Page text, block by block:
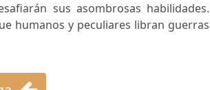
sus asombrosas habilidades.
humanos y peculiares libran guerras